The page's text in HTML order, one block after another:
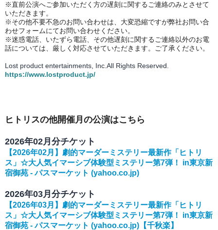
※直前公演へご参加いただく方の遅刻に関するご連絡のみとさせて
いただきます。
※その他不要不急のお問い合わせは、大変恐縮ですが弊社お問い合
わせフォームにてお問い合わせください。
※迷惑電話、いたずら電話、その他遅刻に関するご連絡以外のお電
話については、厳しく対応させていただきます。ご了承ください。
Lost product entertainments, Inc.All Rights Reserved.
https://www.lostproduct.jp/
ヒトリスの他開催月の公演はこちら
2026年02月分チケット
【2026年02月】劇的マーダーミステリー最新作「ヒトリ
ス」☆大人気イマーシブ体験型ミステリー第7弾！ in東京新
宿御苑 - パスマーケット (yahoo.co.jp)
2026年03月分チケット
【2026年03月】劇的マーダーミステリー最新作「ヒトリ
ス」☆大人気イマーシブ体験型ミステリー第7弾！ in東京新
宿御苑 - パスマーケット (yahoo.co.jp)【千秋楽】